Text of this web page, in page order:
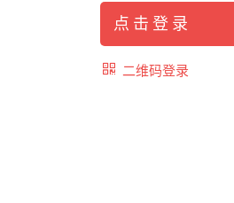
点击登录
二维码登录